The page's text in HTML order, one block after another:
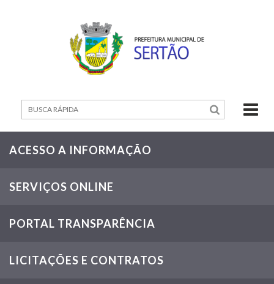
MOVIMENTO
01/2026
EXCEPCIONAIS
ACESSO A INFORMAÇÃO
SERVIÇOS ONLINE
PORTAL TRANSPARÊNCIA
LICITAÇÕES E CONTRATOS